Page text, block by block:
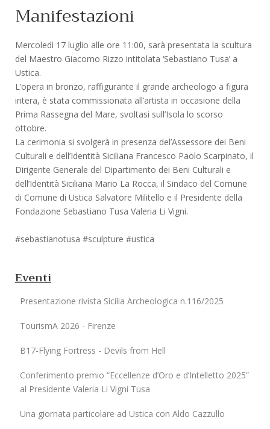
Manifestazioni
Mercoledì 17 luglio alle ore 11:00, sarà presentata la scultura
del Maestro Giacomo Rizzo intitolata ‘Sebastiano Tusa’ a
Ustica.
L’opera in bronzo, raffigurante il grande archeologo a figura
intera, è stata commissionata all’artista in occasione della
Prima Rassegna del Mare, svoltasi sull’Isola lo scorso
ottobre.
La cerimonia si svolgerà in presenza del’Assessore dei Beni
Culturali e dell’Identità Siciliana Francesco Paolo Scarpinato, il
Dirigente Generale del Dipartimento dei Beni Culturali e
dell’Identità Siciliana Mario La Rocca, il Sindaco del Comune
di Comune di Ustica Salvatore Militello e il Presidente della
Fondazione Sebastiano Tusa Valeria Li Vigni.
#sebastianotusa #sculpture #ustica
Eventi
Presentazione rivista Sicilia Archeologica n.116/2025
TourismA 2026 - Firenze
B17-Flying Fortress - Devils from Hell
Conferimento premio “Eccellenze d’Oro e d’Intelletto 2025”
al Presidente Valeria Li Vigni Tusa
Una giornata particolare ad Ustica con Aldo Cazzullo